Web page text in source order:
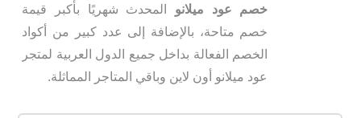
خصم عود ميلانو
المحدث شهريًا بأكبر قيمة
خصم متاحة، بالإضافة إلى عدد كبير من أكواد
الخصم الفعالة بداخل جميع الدول العربية لمتجر
عود ميلانو أون لاين وباقي المتاجر المماثلة.